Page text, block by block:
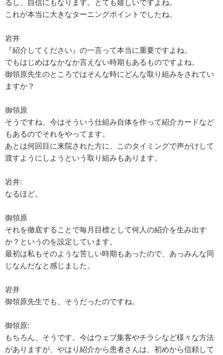
これが本当に大きなターニングポイントでしたね。
岩井
『紹介してください』の一言って本当に重要ですよね。
でもはじめはなかなか言えない時期もあるものですよね。
御領原先生のところではそんな時にどんな取り組みをされてい
ますか？
御領原
そうですね、今はそういう仕組み自体を作って紹介カードなど
もあるのでそれをやってます。
あとは何回目に来院された方に、このタイミングで声がけして
渡すようにしようという取り組みもあります。
岩井:
なるほど。
御領原
それを徹底することで毎月目標として何人の紹介を生み出す
か？というのを設定しています。
最初は私もそのような苦しい時期もあったので、あっみんな同
じなんだなと感じました。
岩井
御領原先生でも、そうだったのですね。
御領原:
もちろん、そうです。今はウェブ集客やチラシなど様々な方法
がありますが、やはり紹介から患者さんは、初めから信頼して